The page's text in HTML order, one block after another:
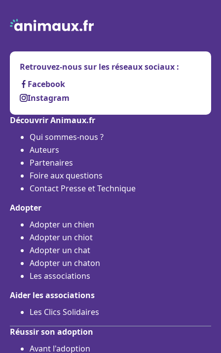
Retrouvez-nous sur les réseaux sociaux :
Facebook
Instagram
Découvrir Animaux.fr
Qui sommes-nous ?
Auteurs
Partenaires
Foire aux questions
Contact Presse et Technique
Adopter
Adopter un chien
Adopter un chiot
Adopter un chat
Adopter un chaton
Les associations
Aider les associations
Les Clics Solidaires
Réussir son adoption
Avant l'adoption